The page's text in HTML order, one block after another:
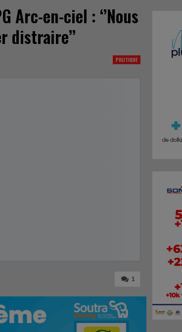
Arc-en-ciel : ‘’Nous
distraire’’
POLITIQUE
1